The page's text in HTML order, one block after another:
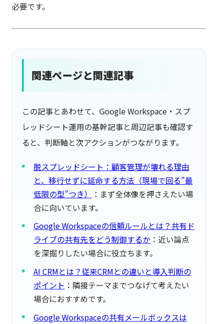
必要です。
関連ページと関連記事
この記事とあわせて、Google Workspace・スプ
レッドシート運用の基幹記事と周辺記事も確認す
ると、判断軸と次アクションがつながります。
脱スプレッドシート：顧客管理が壊れる理由
と、移行せずに延命する方法（現場で回る”最
低限の型”つき）
：まず全体像を押さえたい場
合に向いています。
Google Workspaceの信頼ルールとは？共有ド
ライブの共有先をどう制御するか ：近い論点
を深掘りしたい場合に役立ちます。
AI CRMとは？従来CRMとの違いと導入判断の
ポイント ：隣接テーマまでつなげて考えたい
場合におすすめです。
Google Workspaceの共有メールボックスは